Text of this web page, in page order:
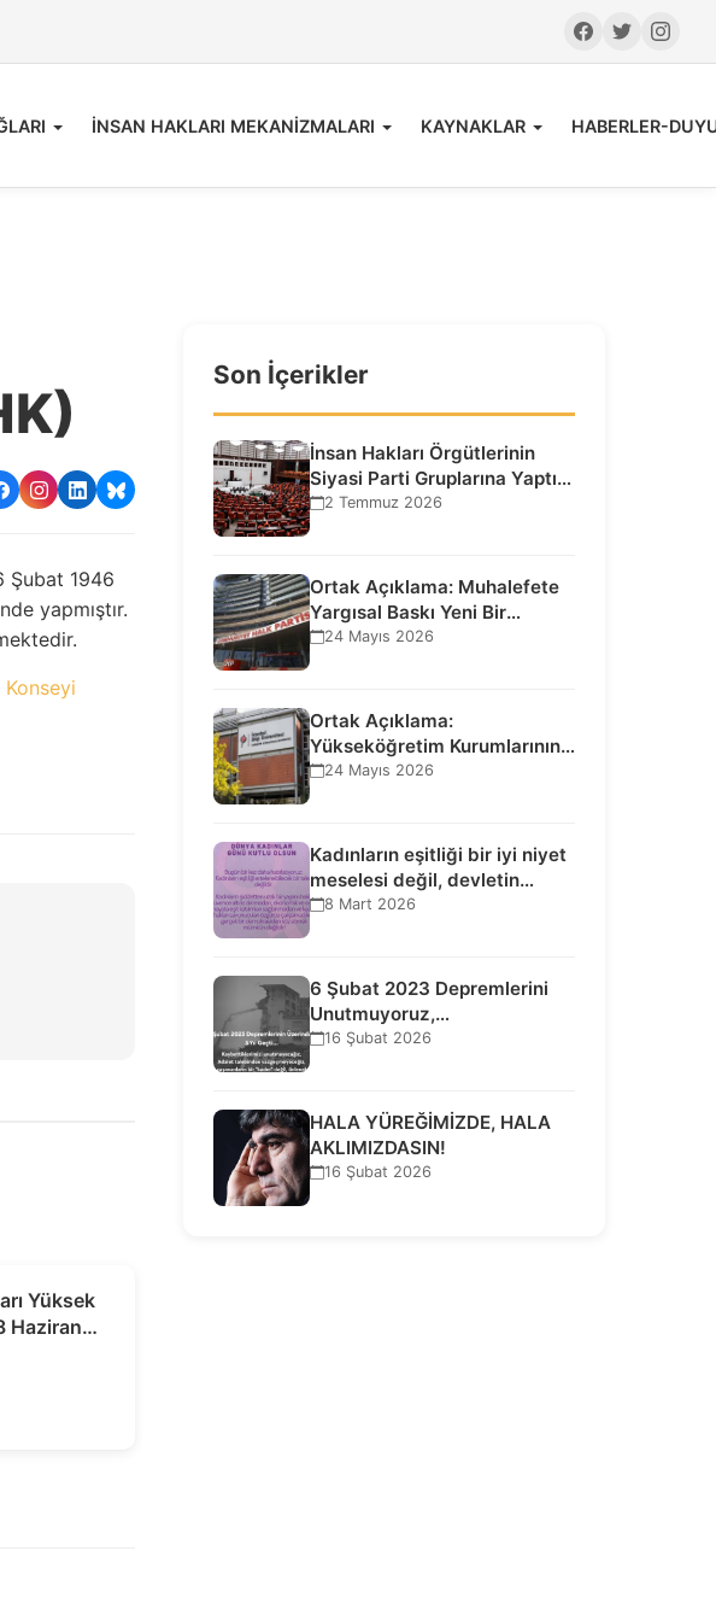
İNSAN HAKLARI MEKANİZMALARI KAYNAKLAR HABERLER-
Şubat 1946
yapmıştır.
Konseyi
Yüksek
Haziran
Son İçerikler
İnsan Hakları Örgütlerinin
Siyasi Parti Gruplarına Yaptığı
Ziyaretlere İlişkin
2 Temmuz 2026
Ortak Açıklama: Muhalefete
Yargısal Baskı Yeni Bir
Aşamaya Geçti: Seçilmiş…
24 Mayıs 2026
Ortak Açıklama:
Yükseköğretim Kurumlarının
Toplumsal İşlevi Kurucularının
24 Mayıs 2026
Kadınların eşitliği bir iyi niyet
meselesi değil, devletin
uluslararası insan…
8 Mart 2026
6 Şubat 2023 Depremlerini
Unutmuyoruz,
Vazgeçmiyoruz, Hesap
16 Şubat 2026
HALA YÜREĞİMİZDE, HALA
AKLIMIZDASIN!
16 Şubat 2026